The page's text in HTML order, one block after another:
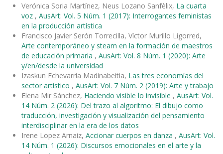
Verónica Soria Martínez, Neus Lozano Sanfèlix, La cuarta
voz , AusArt: Vol. 5 Núm. 1 (2017): Interrogantes feministas
en la producción artística
Francisco Javier Serón Torrecilla, Víctor Murillo Ligorred,
Arte contemporáneo y steam en la formación de maestros
de educación primaria , AusArt: Vol. 8 Núm. 1 (2020): Arte
y/en/desde la universidad
Izaskun Echevarría Madinabeitia, Las tres economías del
sector artístico , AusArt: Vol. 7 Núm. 2 (2019): Arte y trabajo
Elena Mir Sánchez, Haciendo visible lo invisible , AusArt: Vol.
14 Núm. 2 (2026): Del trazo al algoritmo: El dibujo como
traducción, investigación y visualización del pensamiento
interdisciplinar en la era de los datos
Irene Lopez Arnaiz, Accionar cuerpos en danza , AusArt: Vol.
14 Núm. 1 (2026): Discursos emocionales en el arte y la